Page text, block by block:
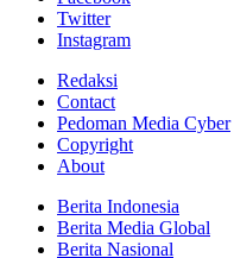
Twitter
Instagram
Redaksi
Contact
Pedoman Media Cyber
Copyright
About
Berita Indonesia
Berita Media Global
Berita Nasional